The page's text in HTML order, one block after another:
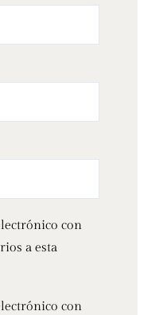
con
a esta
con